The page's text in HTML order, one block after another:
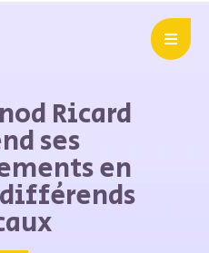
Ricard
ses
en